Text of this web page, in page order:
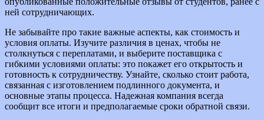
ней сотрудничающих.
Не забывайте про такие важные аспекты, как стоимость и
условия оплаты. Изучите различия в ценах, чтобы не
столкнуться с переплатами, и выберите поставщика с
гибкими условиями оплаты: это покажет его открытость и
готовность к сотрудничеству. Узнайте, сколько стоит работа,
связанная с изготовлением подлинного документа, и
основные этапы процесса. Надежная компания всегда
сообщит все итоги и предполагаемые сроки обратной связи.